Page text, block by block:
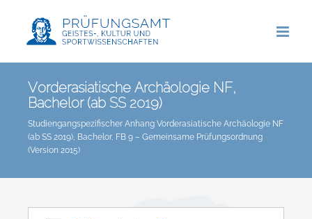
springen
Vorderasiatische Archäologie NF,
Bachelor (ab SS 2019)
Studiengangspezifischer Anhang Vorderasiatische Archäologie NF
(ab SS 2019), Bachelor, FB 9 – Gemeinsame Prüfungsordnung
(Version 2015)